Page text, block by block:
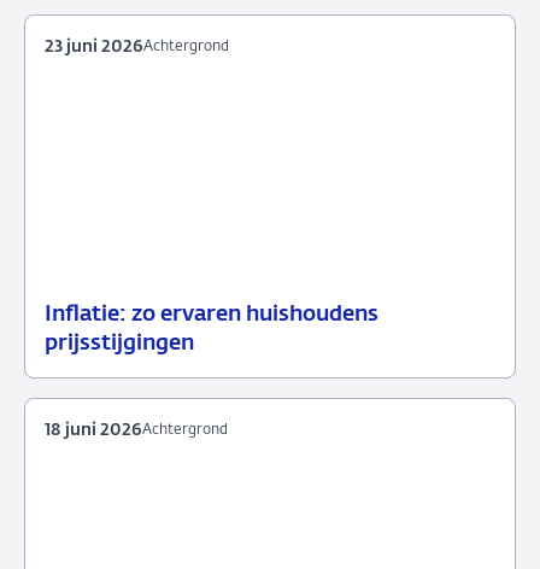
Inflatie: zo ervaren huishoudens
prijsstijgingen
23
Achtergrond
Achtergrond
23 juni 2026
Achtergrond
18 juni 2026